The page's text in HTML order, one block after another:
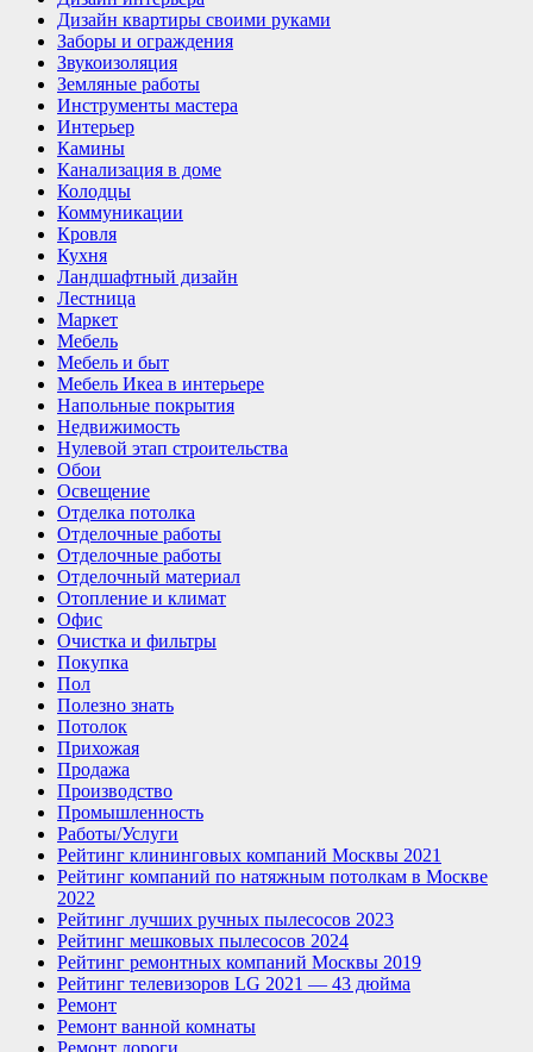
Дизайн квартиры своими руками
Заборы и ограждения
Звукоизоляция
Земляные работы
Инструменты мастера
Интерьер
Камины
Канализация в доме
Колодцы
Коммуникации
Кровля
Кухня
Ландшафтный дизайн
Лестница
Маркет
Мебель
Мебель и быт
Мебель Икеа в интерьере
Напольные покрытия
Недвижимость
Нулевой этап строительства
Обои
Освещение
Отделка потолка
Отделочные работы
Отделочные работы
Отделочный материал
Отопление и климат
Офис
Очистка и фильтры
Покупка
Пол
Полезно знать
Потолок
Прихожая
Продажа
Производство
Промышленность
Работы/Услуги
Рейтинг клининговых компаний Москвы 2021
Рейтинг компаний по натяжным потолкам в Москве
2022
Рейтинг лучших ручных пылесосов 2023
Рейтинг мешковых пылесосов 2024
Рейтинг ремонтных компаний Москвы 2019
Рейтинг телевизоров LG 2021 — 43 дюйма
Ремонт
Ремонт ванной комнаты